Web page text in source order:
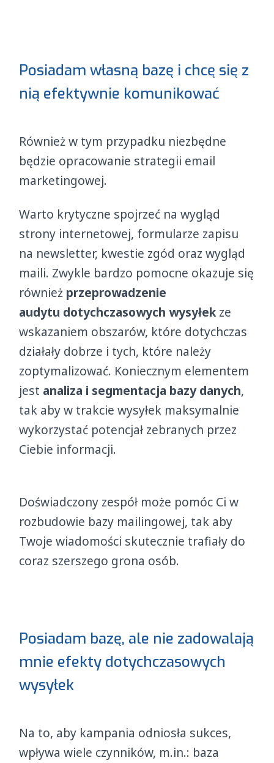
Posiadam własną bazę i chcę się z
nią efektywnie komunikować
Również w tym przypadku niezbędne
będzie opracowanie strategii email
marketingowej.
Warto krytyczne spojrzeć na wygląd
strony internetowej, formularze zapisu
na newsletter, kwestie zgód oraz wygląd
maili. Zwykle bardzo pomocne okazuje się
również przeprowadzenie
audytu dotychczasowych wysyłekze
wskazaniem obszarów, które dotychczas
działały dobrze i tych, które należy
zoptymalizować. Koniecznym elementem
jest analiza i segmentacja bazy danych,
tak aby w trakcie wysyłek maksymalnie
wykorzystać potencjał zebranych przez
Ciebie informacji.
Doświadczony zespół może pomóc Ci w
rozbudowie bazy mailingowej, tak aby
Twoje wiadomości skutecznie trafiały do
coraz szerszego grona osób.
Posiadam bazę, ale nie zadowalają
mnie efekty dotychczasowych
wysyłek
Na to, aby kampania odniosła sukces,
wpływa wiele czynników, m.in.: baza